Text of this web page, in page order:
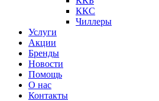
ККС
Чиллеры
Услуги
Акции
Бренды
Новости
Помощь
О нас
Контакты